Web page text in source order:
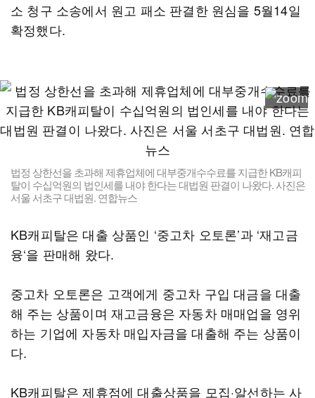
소 청구 소송에서 원고 패소 판결한 원심을 5월14일
확정했다.
법정 상한선을 초과해 제휴업체에 대부중개수수료를 지급한 KB캐피
탈이 수십억원의 법인세를 내야 한다는 대법원 판결이 나왔다. 사진은
서울 서초구 대법원. 연합뉴스
KB캐피탈은 대출 상품인 ‘중고차 오토론’과 ‘재고금
융‘을 판매해 왔다.
중고차 오토론은 고객에게 중고차 구입 대금을 대출
해 주는 상품이며 재고금융은 자동차 매매업을 영위
하는 기업에 자동차 매입자금을 대출해 주는 상품이
다.
KB캐피탈은 제휴점에 대출상품을 모집·알선하는 사